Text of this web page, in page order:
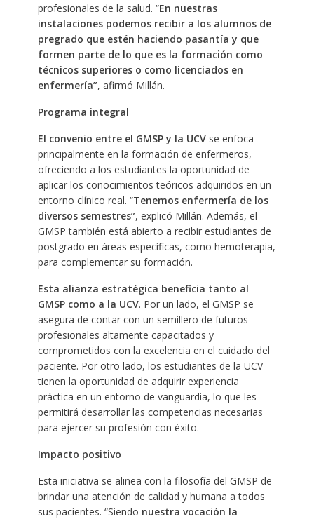
profesionales de la salud. “En nuestras
instalaciones podemos recibir a los alumnos de
pregrado que estén haciendo pasantía y que
formen parte de lo que es la formación como
técnicos superiores o como licenciados en
enfermería”, afirmó Millán.
Programa integral
El convenio entre el GMSP y la UCVse enfoca
principalmente en la formación de enfermeros,
ofreciendo a los estudiantes la oportunidad de
aplicar los conocimientos teóricos adquiridos en un
entorno clínico real. “Tenemos enfermería de los
diversos semestres”, explicó Millán. Además, el
GMSP también está abierto a recibir estudiantes de
postgrado en áreas específicas, como hemoterapia,
para complementar su formación.
Esta alianza estratégica beneficia tanto al
GMSP como a la UCV. Por un lado, el GMSP se
asegura de contar con un semillero de futuros
profesionales altamente capacitados y
comprometidos con la excelencia en el cuidado del
paciente. Por otro lado, los estudiantes de la UCV
tienen la oportunidad de adquirir experiencia
práctica en un entorno de vanguardia, lo que les
permitirá desarrollar las competencias necesarias
para ejercer su profesión con éxito.
Impacto positivo
Esta iniciativa se alinea con la filosofía del GMSP de
brindar una atención de calidad y humana a todos
sus pacientes. “Siendo nuestra vocación la